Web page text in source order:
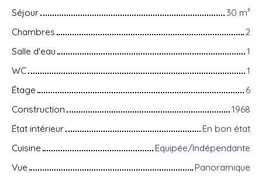
Séjour
30 m²
Chambres
2
Salle d'eau
1
WC
1
Étage
6
Construction
1968
État intérieur
En bon état
Cuisine
Equipée/Indépendante
Vue
Panoramique